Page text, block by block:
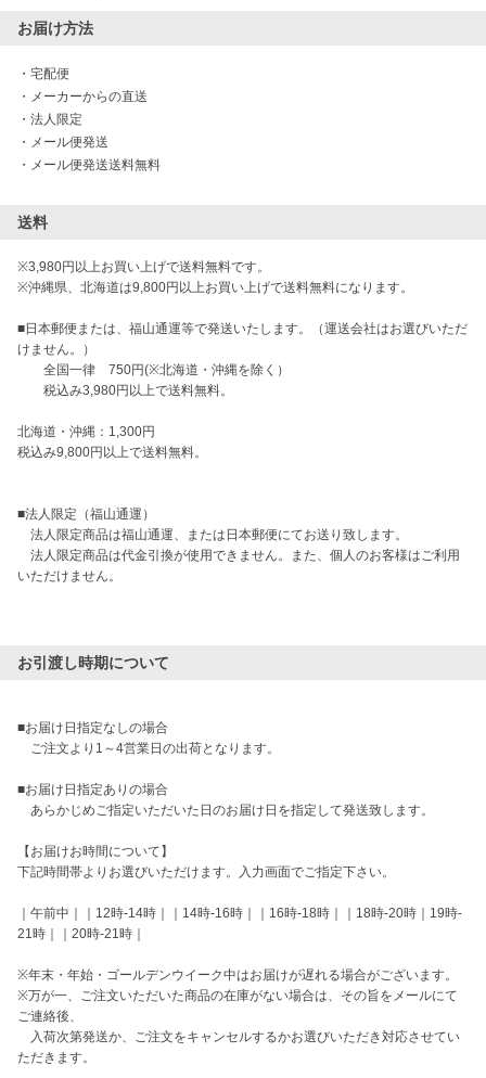
お届け方法
・ 宅配便
・ メーカーからの直送
・ 法人限定
・ メール便発送
・ メール便発送送料無料
送料
※3,980円以上お買い上げで送料無料です。
※沖縄県、北海道は9,800円以上お買い上げで送料無料になります。
■日本郵便または、福山通運等で発送いたします。（運送会社はお選びいただ
けません。）
全国一律　750円(※北海道・沖縄を除く）
税込み3,980円以上で送料無料。
北海道・沖縄：1,300円
税込み9,800円以上で送料無料。
■法人限定（福山通運）
法人限定商品は福山通運、または日本郵便にてお送り致します。
法人限定商品は代金引換が使用できません。また、個人のお客様はご利用
いただけません。
お引渡し時期について
■お届け日指定なしの場合
■お届け日指定ありの場合
【お届けお時間について】
下記時間帯よりお選びいただけます。入力画面でご指定下さい。
｜午前中｜｜12時-14時｜｜14時-16時｜｜16時-18時｜｜18時-20時｜19時-
21時｜｜20時-21時｜
※年末・年始・ゴールデンウイーク中はお届けが遅れる場合がございます。
※万が一、ご注文いただいた商品の在庫がない場合は、その旨をメールにて
ご連絡後、
入荷次第発送か、ご注文をキャンセルするかお選びいただき対応させてい
ただきます。